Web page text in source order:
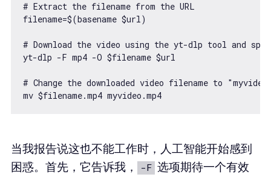
# Extract the filename from the URL
filename=$(basename $url)
# Download the video using the yt-dlp tool and
yt-dlp -F mp4 -O $filename $url
# Change the downloaded video filename to
mv $filename.mp4 myvideo.mp4
当我报告说这也不能工作时，人工智能开始感到
困惑。首先，它告诉我，
-F 选项期待一个有效